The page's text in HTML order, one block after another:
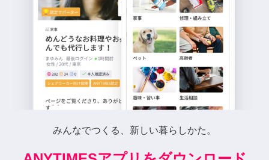
みんなでつくる、新しい暮らしかた。